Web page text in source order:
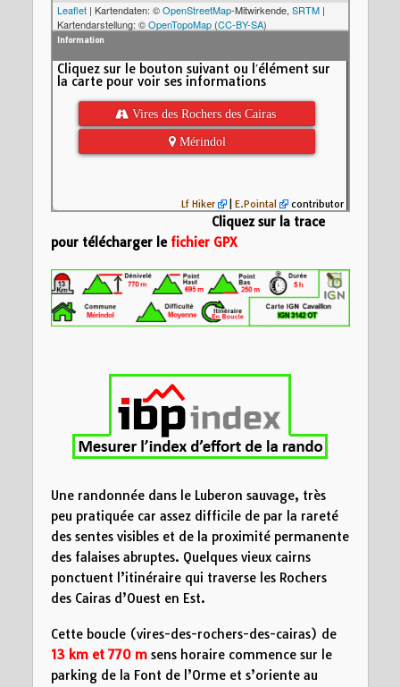
Leaflet| Kartendaten: ©OpenStreetMap-Mitwirkende, SRTM|
Kartendarstellung: ©OpenTopoMap(CC-BY-SA)
 Vires des Rochers des Cairas
 Mérindol
Distance (km)
Nom:Rochers de
Distance:
Altitude minimum:
Altitude maximum:
Information
Cliquez sur le bouton suivant ou l′élément sur
la carte pour voir ses informations
Lf Hiker | E.Pointal contributor
Cliquez sur la trace
pour télécharger le fichier GPX
Une randonnée dans le Luberon sauvage, très
peu pratiquée car assez difficile de par la rareté
des sentes visibles et de la proximité permanente
des falaises abruptes. Quelques vieux cairns
ponctuent l’itinéraire qui traverse les Rochers
des Cairas d’Ouest en Est.
Cette boucle (vires-des-rochers-des-cairas) de
13 km et 770 msens horaire commence sur le
parking de la Font de l’Orme et s’oriente au